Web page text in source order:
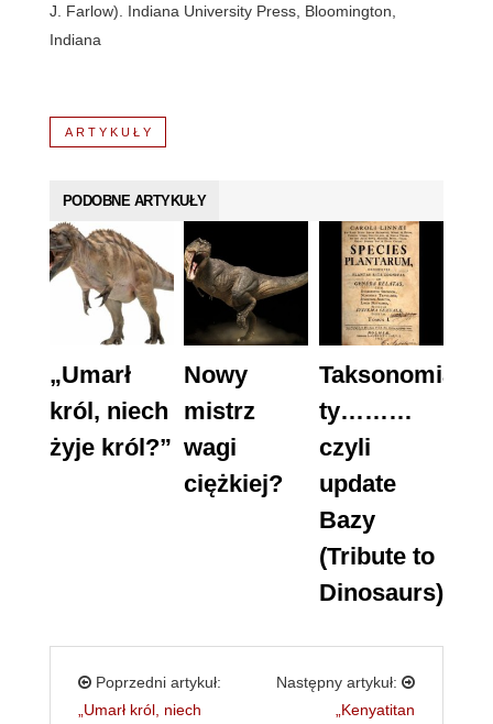
J. Farlow). Indiana University Press, Bloomington,
Indiana
ARTYKUŁY
PODOBNE ARTYKUŁY
„Umarł
król, niech
żyje król?”
Nowy
mistrz
wagi
ciężkiej?
Taksonomia
ty………
czyli
update
Bazy
(Tribute to
Dinosaurs)
Poprzedni artykuł:
„Umarł król, niech
Następny artykuł:
„Kenyatitan